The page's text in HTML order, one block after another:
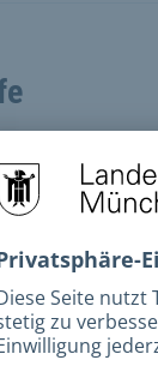
Frauenhilfe